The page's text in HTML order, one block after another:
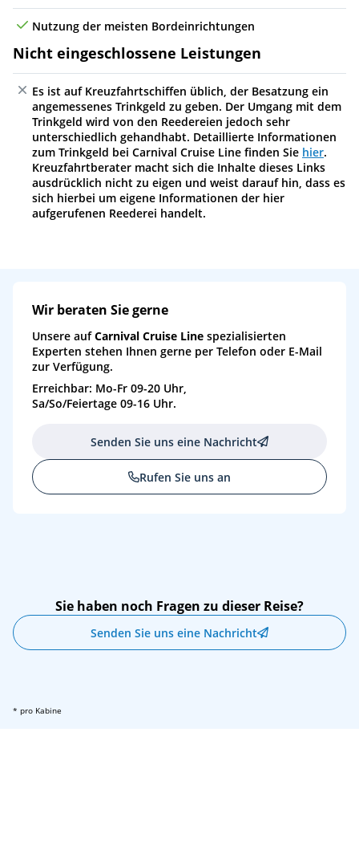
Nutzung der meisten Bordeinrichtungen
Nicht eingeschlossene Leistungen
Es ist auf Kreuzfahrtschiffen üblich, der Besatzung ein
angemessenes Trinkgeld zu geben. Der Umgang mit dem
Trinkgeld wird von den Reedereien jedoch sehr
unterschiedlich gehandhabt. Detaillierte Informationen
zum Trinkgeld bei Carnival Cruise Line finden Sie hier.
Kreuzfahrtberater macht sich die Inhalte dieses Links
ausdrücklich nicht zu eigen und weist darauf hin, dass es
sich hierbei um eigene Informationen der hier
aufgerufenen Reederei handelt.
Wir beraten Sie gerne
Unsere aufCarnival Cruise Line spezialisierten
Experten stehen Ihnen gerne per Telefon oder E-Mail
zur Verfügung.
Erreichbar: Mo-Fr 09-20 Uhr,
Sa/So/Feiertage 09-16 Uhr.
Senden Sie uns eine Nachricht
Rufen Sie uns an
Sie haben noch Fragen zu dieser Reise?
Senden Sie uns eine Nachricht
* pro Kabine